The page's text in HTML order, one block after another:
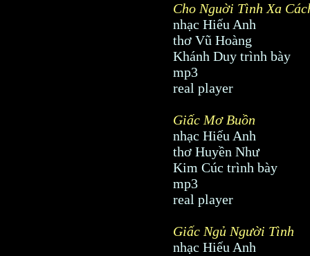
Cho Nguời Tình Xa
nhạc Hiếu Anh
thơ Vũ Hoàng
Khánh Duy trình bày
mp3
real player
Giấc Mơ Buồn
nhạc Hiếu Anh
thơ Huyền Như
Kim Cúc trình bày
mp3
real player
Giấc Ngủ Người Tình
nhạc Hiếu Anh